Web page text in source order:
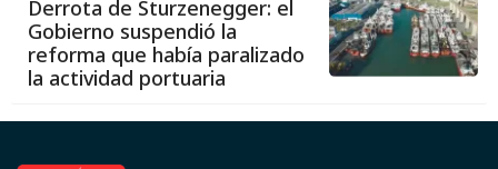
Derrota de Sturzenegger: el
Gobierno suspendió la
reforma que había paralizado
la actividad portuaria